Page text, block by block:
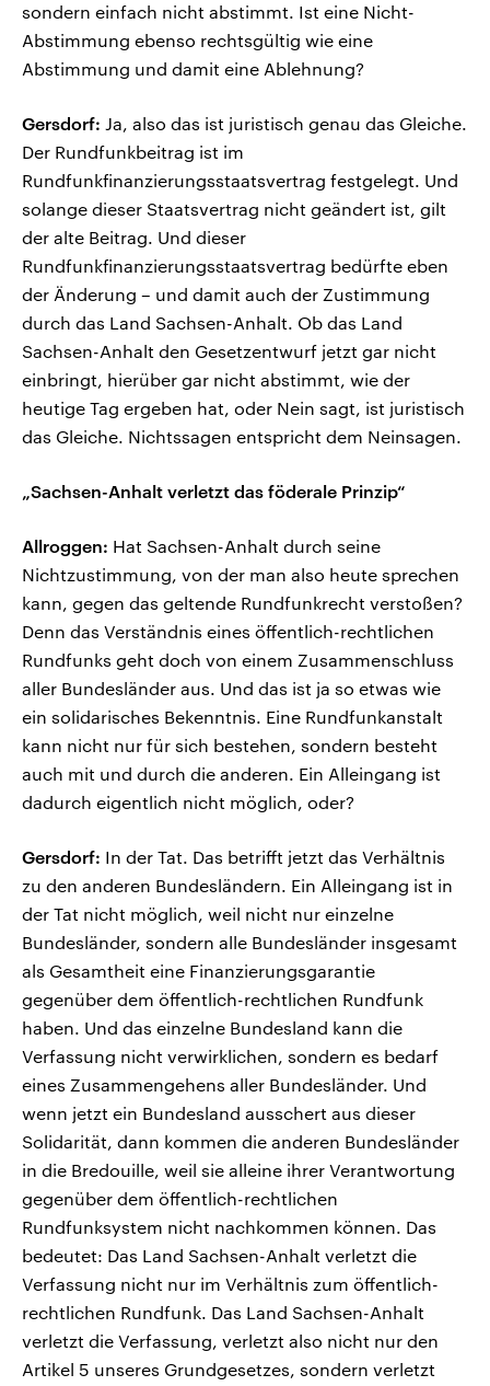
sondern einfach nicht abstimmt. Ist eine Nicht-
Abstimmung ebenso rechtsgültig wie eine
Abstimmung und damit eine Ablehnung?
Gersdorf: Ja, also das ist juristisch genau das Gleiche.
Der Rundfunkbeitrag ist im
Rundfunkfinanzierungsstaatsvertrag festgelegt. Und
solange dieser Staatsvertrag nicht geändert ist, gilt
der alte Beitrag. Und dieser
Rundfunkfinanzierungsstaatsvertrag bedürfte eben
der Änderung – und damit auch der Zustimmung
durch das Land Sachsen-Anhalt. Ob das Land
Sachsen-Anhalt den Gesetzentwurf jetzt gar nicht
einbringt, hierüber gar nicht abstimmt, wie der
heutige Tag ergeben hat, oder Nein sagt, ist juristisch
das Gleiche. Nichtssagen entspricht dem Neinsagen.
„Sachsen-Anhalt verletzt das föderale Prinzip“
Allroggen: Hat Sachsen-Anhalt durch seine
Nichtzustimmung, von der man also heute sprechen
kann, gegen das geltende Rundfunkrecht verstoßen?
Denn das Verständnis eines öffentlich-rechtlichen
Rundfunks geht doch von einem Zusammenschluss
aller Bundesländer aus. Und das ist ja so etwas wie
ein solidarisches Bekenntnis. Eine Rundfunkanstalt
kann nicht nur für sich bestehen, sondern besteht
auch mit und durch die anderen. Ein Alleingang ist
dadurch eigentlich nicht möglich, oder?
Gersdorf: In der Tat. Das betrifft jetzt das Verhältnis
zu den anderen Bundesländern. Ein Alleingang ist in
der Tat nicht möglich, weil nicht nur einzelne
Bundesländer, sondern alle Bundesländer insgesamt
als Gesamtheit eine Finanzierungsgarantie
gegenüber dem öffentlich-rechtlichen Rundfunk
haben. Und das einzelne Bundesland kann die
Verfassung nicht verwirklichen, sondern es bedarf
eines Zusammengehens aller Bundesländer. Und
wenn jetzt ein Bundesland ausschert aus dieser
Solidarität, dann kommen die anderen Bundesländer
in die Bredouille, weil sie alleine ihrer Verantwortung
gegenüber dem öffentlich-rechtlichen
Rundfunksystem nicht nachkommen können. Das
bedeutet: Das Land Sachsen-Anhalt verletzt die
Verfassung nicht nur im Verhältnis zum öffentlich-
rechtlichen Rundfunk. Das Land Sachsen-Anhalt
verletzt die Verfassung, verletzt also nicht nur den
Artikel 5 unseres Grundgesetzes, sondern verletzt